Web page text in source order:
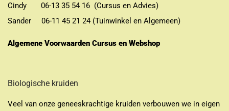
Cindy 06-13 35 54 16 (Cursus en Advies)
Sander 06-11 45 21 24 (Tuinwinkel en Algemeen)
Algemene Voorwaarden Cursus en Webshop
Biologische kruiden
Veel van onze geneeskrachtige kruiden verbouwen we in eigen